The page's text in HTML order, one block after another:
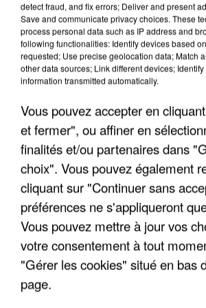
L’UN DES FONDATEURS
MAFIA INTERPELLÉ EN ALGÉRIE
detect fraud, and fix errors; Deliver and present
Save and communicate privacy choices. These
process personal data such as IP address and
following functionalities: Identify devices based
requested; Use precise geolocation data; Match
other data sources; Link different devices;
information transmitted automatically.
Vous pouvez accepter en
et fermer", ou affiner en
finalités et/ou partenaires dans
choix". Vous pouvez également
cliquant sur "Continuer sans
préférences ne s'appliqueront
Vous pouvez mettre à jour vos
votre consentement à tout
"Gérer les cookies" situé en bas
page.